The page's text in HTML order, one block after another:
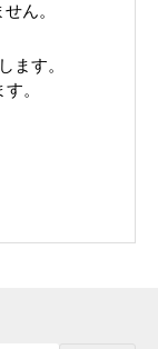
ん。
ます。
。